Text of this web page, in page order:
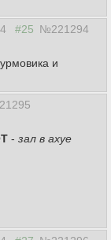
#25 №221294
и
- зал в ахуе